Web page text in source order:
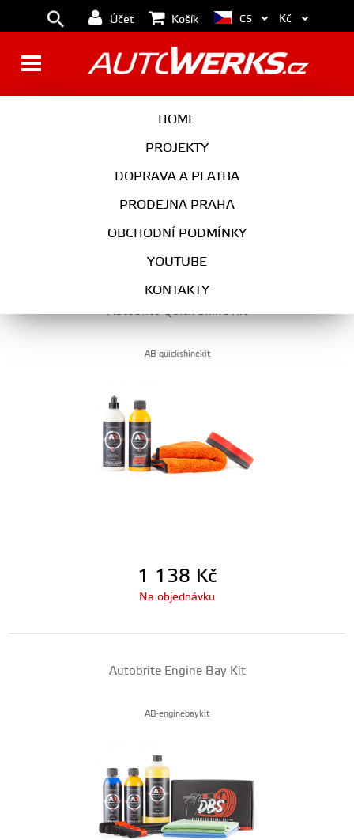
Účet Košík
HOME
PROJEKTY
DOPRAVA A PLATBA
PRODEJNA PRAHA
OBCHODNÍ PODMÍNKY
YOUTUBE
KONTAKTY
CS Kč
VÝHODNÉ SETY
AUTOKOSMETIKA
Autobrite Quick Shine Kit
AB-quickshinekit
1 138 Kč
Na objednávku
Autobrite Engine Bay Kit
AB-enginebaykit